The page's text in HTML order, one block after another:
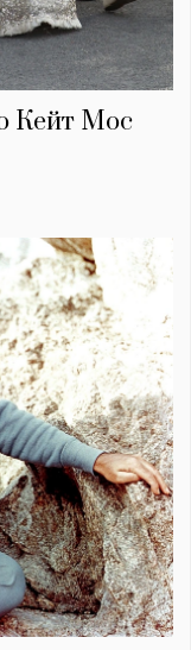
Кейт Мос